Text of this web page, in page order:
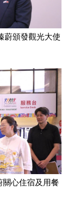
蔚頒發觀光大使
心住宿及用餐